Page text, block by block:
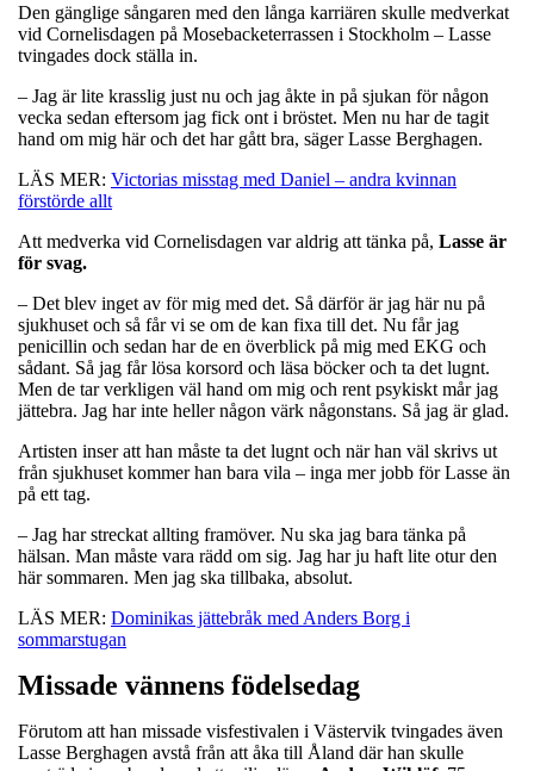
Den gänglige sångaren med den långa karriären skulle medverkat
vid Cornelisdagen på Mosebacketerrassen i Stockholm – Lasse
tvingades dock ställa in.
– Jag är lite krasslig just nu och jag åkte in på sjukan för någon
vecka sedan eftersom jag fick ont i bröstet. Men nu har de tagit
hand om mig här och det har gått bra, säger Lasse Berghagen.
LÄS MER: Victorias misstag med Daniel – andra kvinnan
förstörde allt
Att medverka vid Cornelisdagen var aldrig att tänka på, Lasse är
för svag.
– Det blev inget av för mig med det. Så därför är jag här nu på
sjukhuset och så får vi se om de kan fixa till det. Nu får jag
penicillin och sedan har de en överblick på mig med EKG och
sådant. Så jag får lösa korsord och läsa böcker och ta det lugnt.
Men de tar verkligen väl hand om mig och rent psykiskt mår jag
jättebra. Jag har inte heller någon värk någonstans. Så jag är glad.
Artisten inser att han måste ta det lugnt och när han väl skrivs ut
från sjukhuset kommer han bara vila – inga mer jobb för Lasse än
på ett tag.
– Jag har streckat allting framöver. Nu ska jag bara tänka på
hälsan. Man måste vara rädd om sig. Jag har ju haft lite otur den
här sommaren. Men jag ska tillbaka, absolut.
LÄS MER: Dominikas jättebråk med Anders Borg i
sommarstugan
Missade vännens födelsedag
Förutom att han missade visfestivalen i Västervik tvingades även
Lasse Berghagen avstå från att åka till Åland där han skulle